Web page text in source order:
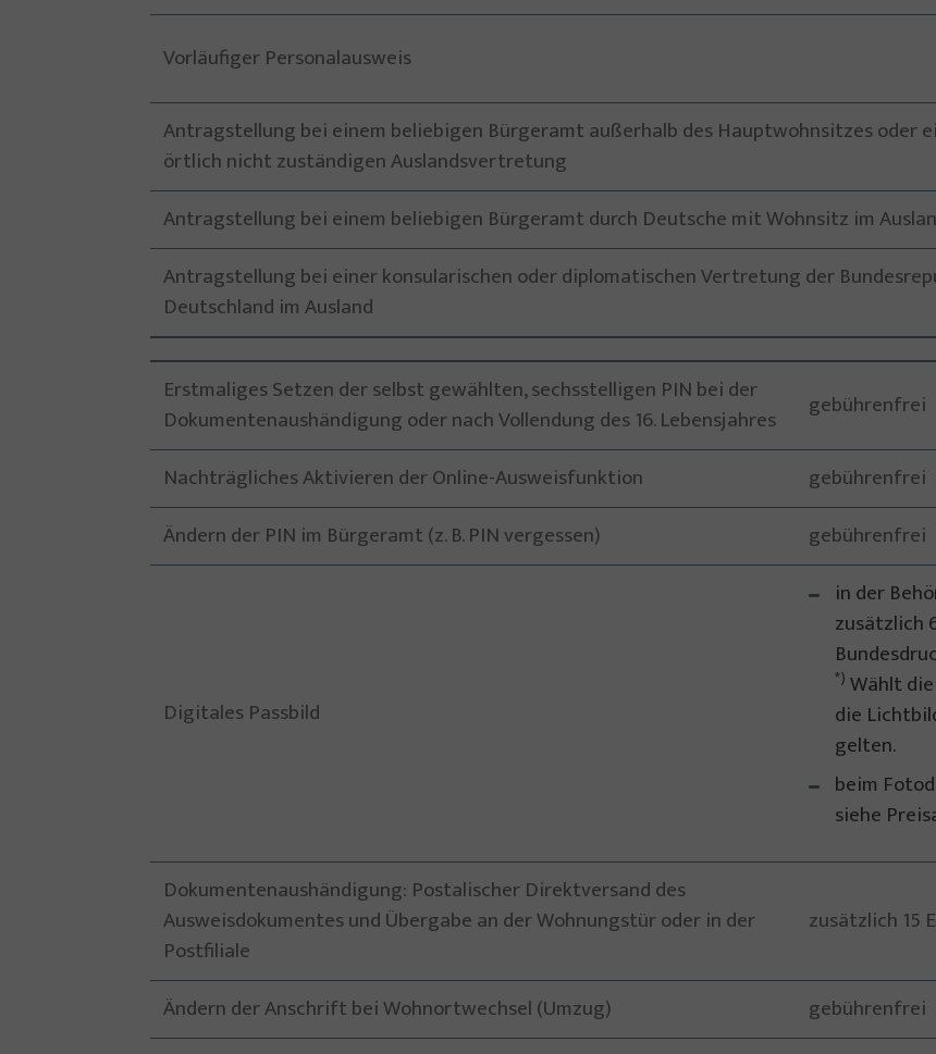
Vorläufiger Personalausweis
Antragstellung bei einem beliebigen Bürgeramt außerhalb des Hauptwohnsitzes oder
örtlich nicht zuständigen Auslandsvertretung
Antragstellung bei einem beliebigen Bürgeramt durch Deutsche mit Wohnsitz im
Antragstellung bei einer konsularischen oder diplomatischen Vertretung der
Deutschland im Ausland
Erstmaliges Setzen der selbst gewählten, sechsstelligen PIN bei der
Dokumentenaushändigung oder nach Vollendung des 16. Lebensjahres
gebührenfrei
Nachträgliches Aktivieren der Online-Ausweisfunktion
gebührenfrei
Ändern der PIN im Bürgeramt (z. B. PIN vergessen)
gebührenfrei
Digitales Passbild
in der
zusätzlich
*) Wählt
die
gelten.
beim
siehe
Dokumentenaushändigung: Postalischer Direktversand des
Ausweisdokumentes und Übergabe an der Wohnungstür oder in der
Postfiliale
zusätzlich 15
Ändern der Anschrift bei Wohnortwechsel (Umzug)
gebührenfrei